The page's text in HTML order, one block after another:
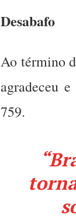
Desabafo
Ao término
agradeceu
759.